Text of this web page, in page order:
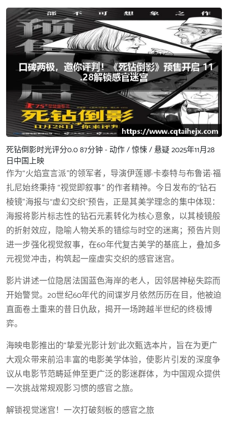
死钻倒影时光评分0.087分钟 - 动作 / 惊悚 / 悬疑2025年11月28
日中国上映
作为“火焰宣言派”的领军者，导演伊莲娜·卡泰特与布鲁诺·福
扎尼始终秉持 “视觉即叙事” 的作者精神。今日发布的“钻石
棱镜”海报与“虚幻交织”预告，正是其美学理念的集中体现：
海报将影片标志性的钻石元素转化为核心意象，以其棱镜般
的折射效应，隐喻人物关系的错综与时空的迷离；预告片则
进一步强化视觉叙事，在60年代复古美学的基底上，叠加多
元视觉冲击，构筑起一座虚实交织的感官迷宫。
影片讲述一位隐居法国蓝色海岸的老人，因邻居神秘失踪而
开始警觉。20世纪60年代的间谍岁月依然历历在目，他被迫
直面卷土重来的昔日仇敌，揭开一场跨越半世纪的终极博
弈。
海映电影推出的“挚爱光影计划”此次甄选本片，旨在为更广
大观众带来前沿丰富的电影美学体验，使影片引发的深度争
议从电影节范畴延伸至更广泛的影迷群体，为中国观众提供
一次挑战常规观影习惯的感官之旅。
解锁视觉迷宫！一次打破刻板的感官之旅